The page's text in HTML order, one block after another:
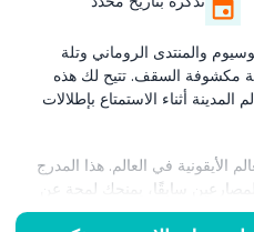
والمنتدى الروماني وتلة
مكشوفة السقف. تتيح لك هذه
أثناء الاستمتاع بإطلالات
الأيقونية في العالم. هذا المدرج
سابقًا، يمنحك لمحة عن
الأطلال التاريخية وتخيل